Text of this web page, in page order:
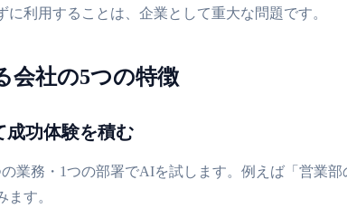
利用することは、企業として重大な問題です。
会社の5つの特徴
成功体験を積む
業務・1つの部署でAIを試します。例えば「営業
ます。